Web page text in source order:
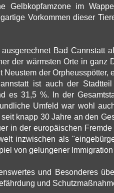
Gelbkopfamzone im
Vorkommen dieser
Bad Cannstatt
der wärmsten Orte in ganz
der Orpheusspötter,
ist auch der
es 31,5 %. In der
Umfeld war wohl
knapp 30 Jahre an den
in der europäischen
inzwischen als
von gelungener Immigration
und Besonderes
und